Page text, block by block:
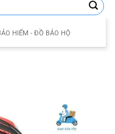
HIỂM - ĐỒ BẢO HỘ